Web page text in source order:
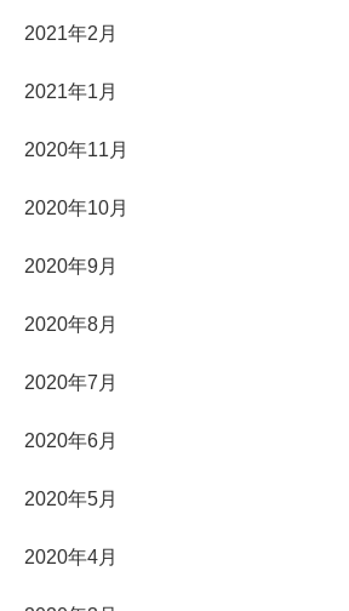
2021年2月
2021年1月
2020年11月
2020年10月
2020年9月
2020年8月
2020年7月
2020年6月
2020年5月
2020年4月